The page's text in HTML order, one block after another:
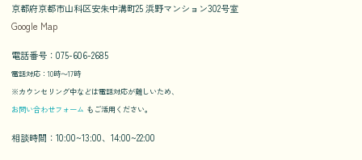
京都府京都市山科区安朱中溝町25 浜野マンション302号室
Google Map
電話番号：075-606-2685
電話対応：10時〜17時
※カウンセリング中などは電話対応が難しいため、
お問い合わせフォーム もご活用ください。
相談時間：10:00~13:00、14:00~22:00